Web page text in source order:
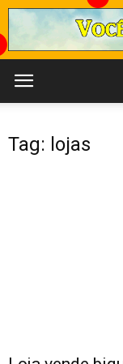
Tag: lojas